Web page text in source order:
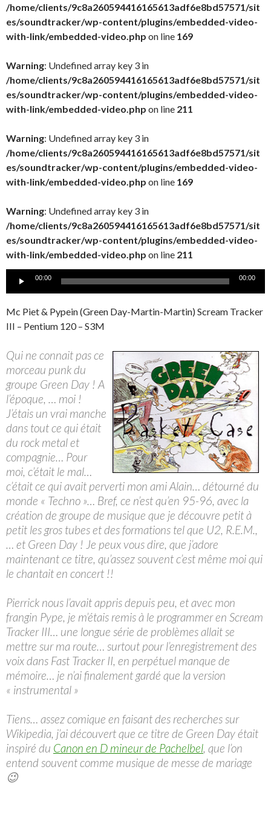
/home/clients/9c8a260594416165613adf6e8bd57571/sit
es/soundtracker/wp-content/plugins/embedded-video-
with-link/embedded-video.php on line 169
Warning: Undefined array key 3 in
/home/clients/9c8a260594416165613adf6e8bd57571/sit
es/soundtracker/wp-content/plugins/embedded-video-
with-link/embedded-video.php on line 211
Warning: Undefined array key 3 in
/home/clients/9c8a260594416165613adf6e8bd57571/sit
es/soundtracker/wp-content/plugins/embedded-video-
with-link/embedded-video.php on line 169
Warning: Undefined array key 3 in
/home/clients/9c8a260594416165613adf6e8bd57571/sit
es/soundtracker/wp-content/plugins/embedded-video-
with-link/embedded-video.php on line 211
Lecteur00:00 00:00
Mc Piet & Pypein (Green Day-Martin-Martin) Scream Tracker
III – Pentium 120 – S3M
Qui ne connait pas ce
morceau punk du
groupe Green Day ! A
l’époque, … moi !
J’étais un vrai manche
dans tout ce qui était
du rock metal et
compagnie… Pour
moi, c’était le mal…
c’était ce qui avait perverti mon ami Alain… détourné du
monde « Techno »… Bref, ce n’est qu’en 95-96, avec la
création de groupe de musique que je découvre petit à
petit les gros tubes et des formations tel que U2, R.E.M.,
… et Green Day ! Je peux vous dire, que j’adore
maintenant ce titre, qu’assez souvent c’est même moi qui
le chantait en concert !!
Pierrick nous l’avait appris depuis peu, et avec mon
frangin Pype, je m’étais remis à le programmer en Scream
Tracker III… une longue série de problèmes allait se
mettre sur ma route… surtout pour l’enregistrement des
voix dans Fast Tracker II, en perpétuel manque de
mémoire… je n’ai finalement gardé que la version
« instrumental »
Tiens… assez comique en faisant des recherches sur
Wikipedia, j’ai découvert que ce titre de Green Day était
inspiré du Canon en D mineur de Pachelbel , que l’on
entend souvent comme musique de messe de mariage
😉